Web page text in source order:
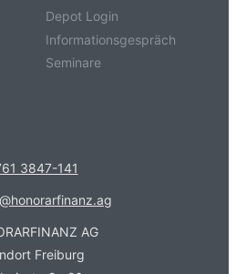
Depot Login
Informationsgespräch
Seminare
3847-141
AG
Freiburg